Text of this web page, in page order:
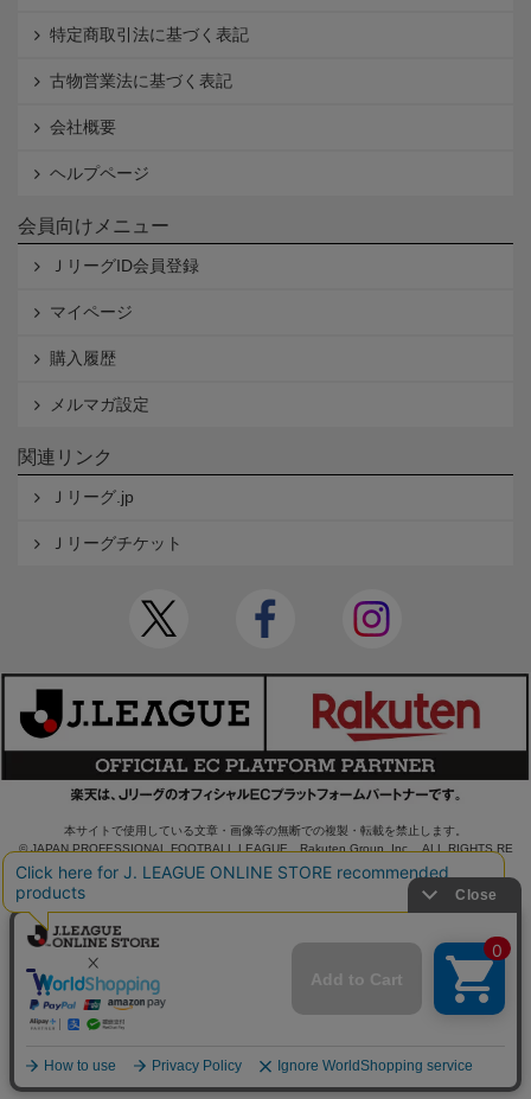
特定商取引法に基づく表記
古物営業法に基づく表記
会社概要
ヘルプページ
会員向けメニュー
ＪリーグID会員登録
マイページ
購入履歴
メルマガ設定
関連リンク
Ｊリーグ.jp
Ｊリーグチケット
本サイトで使用している文章・画像等の無断での複製・転載を禁止します。
© JAPAN PROFESSIONAL FOOTBALL LEAGUE Rakuten Group, Inc. ALL RIGHTS RE
SERVED.